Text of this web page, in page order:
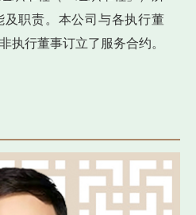
职责。本公司与各执行董
执行董事订立了服务合约。